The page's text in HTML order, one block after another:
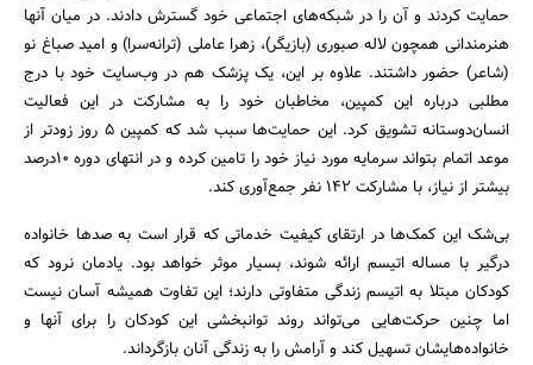
حمایت کردند و آن را در شبکه‌های اجتماعی خود گسترش دادند. در میان آنها
هنرمندانی همچون لاله صبوری (بازیگر)، زهرا عاملی (ترانه‌سرا) و امید صباغ نو
(شاعر) حضور داشتند. علاوه بر این، یک پزشک هم در وب‌سایت خود با درج
مطلبی درباره این کمپین، مخاطبان خود را به مشارکت در این فعالیت
انسان‌دوستانه تشویق کرد. این حمایت‌ها سبب شد که کمپین 5 روز زودتر از
موعد اتمام بتواند سرمایه مورد نیاز خود را تامین کرده و در انتهای دوره 10درصد
بیشتر از نیاز، با مشارکت 142 نفر جمع‌آوری کند.
بی‌شک این کمک‌ها در ارتقای کیفیت خدماتی که قرار است به صدها خانواده
درگیر با مساله اتیسم ارائه شوند، بسیار موثر خواهد بود. یادمان نرود که
کودکان مبتلا به اتیسم زندگی متفاوتی دارند؛ این تفاوت همیشه آسان نیست
اما چنین حرکت‌هایی می‌تواند روند توانبخشی این کودکان را برای آنها و
خانواده‌هایشان تسهیل کند و آرامش را به زندگی آنان بازگرداند.